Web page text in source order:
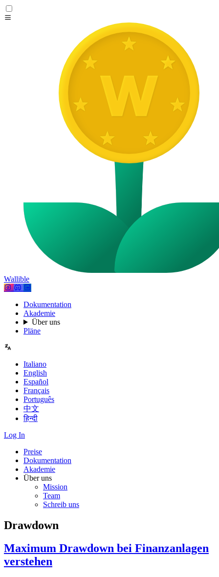
Wallible
Dokumentation
Akademie
Über uns
Pläne
Italiano
English
Español
Français
Português
中文
हिन्दी
Log In
Preise
Dokumentation
Akademie
Über uns
Mission
Team
Schreib uns
Drawdown
Maximum Drawdown bei Finanzanlagen
verstehen